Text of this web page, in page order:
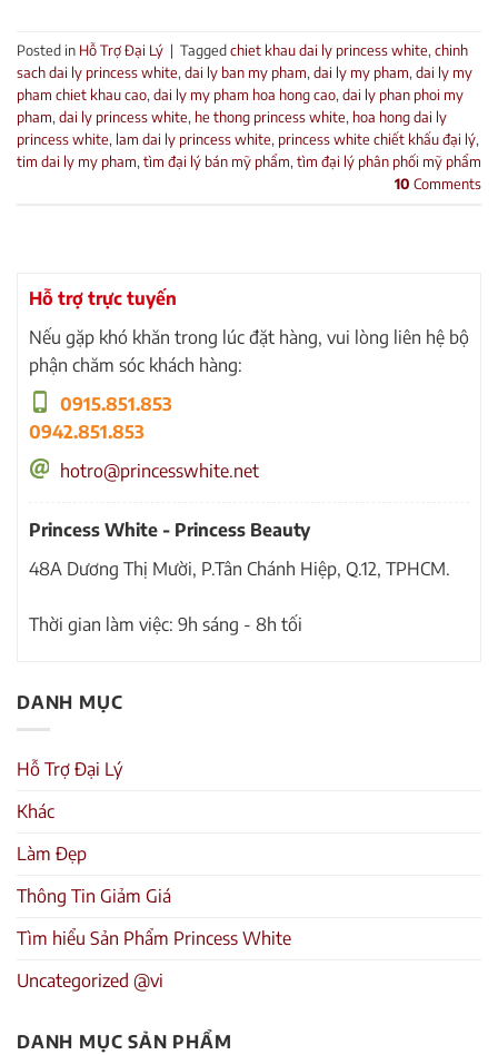
Posted in Hỗ Trợ Đại Lý | Taggedchiet khau dai ly princess white, chinh
sach dai ly princess white, dai ly ban my pham, dai ly my pham, dai ly my
pham chiet khau cao, dai ly my pham hoa hong cao, dai ly phan phoi my
pham, dai ly princess white, he thong princess white, hoa hong dai ly
princess white, lam dai ly princess white, princess white chiết khấu đại lý,
tim dai ly my pham, tìm đại lý bán mỹ phẩm, tìm đại lý phân phối mỹ phẩm
10 Comments
Hỗ trợ trực tuyến
Nếu gặp khó khăn trong lúc đặt hàng, vui lòng liên hệ bộ
phận chăm sóc khách hàng:
0915.851.853
0942.851.853
hotro@princesswhite.net
Princess White - Princess Beauty
48A Dương Thị Mười, P.Tân Chánh Hiệp, Q.12, TPHCM.
Thời gian làm việc: 9h sáng - 8h tối
DANH MỤC
Hỗ Trợ Đại Lý
Khác
Làm Đẹp
Thông Tin Giảm Giá
Tìm hiểu Sản Phẩm Princess White
Uncategorized @vi
DANH MỤC SẢN PHẨM